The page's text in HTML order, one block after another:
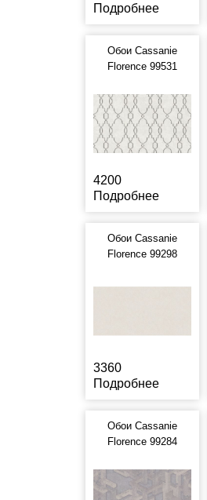
Подробнее
Обои Cassanie
Florence 99531
4200
Подробнее
Обои Cassanie
Florence 99298
3360
Подробнее
Обои Cassanie
Florence 99284